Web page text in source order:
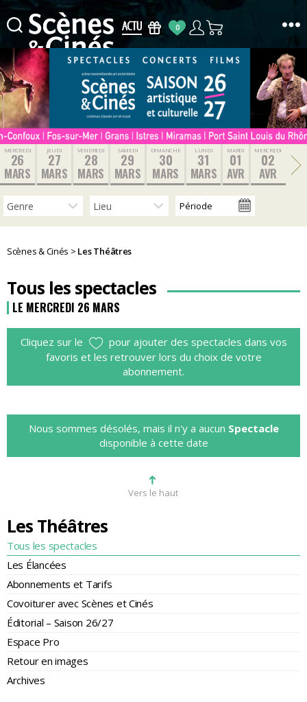
Scènes
&
Cinés
0
MERCREDI
26
MARS
JEUDI
27
MARS
VENDREDI
28
MARS
SAMEDI
29
MARS
DIMANCHE
30
MARS
LUNDI
31
MARS
MARDI
01
AVR
MERCREDI
02
AVR
Scènes & Cinés > Les Théâtres
Les Théâtres
Tous les spectacles
Les Élancées
Abonnements et Tarifs
Covoiturer avec Scènes et Cinés
Éditorial – Saison 26/27
Espace Pro
Retour en images
Archives
Tous les spectacles
LE MERCREDI 26 MARS
Cliquez sur le
pour ajouter des spectacles dans vos
favoris et les retrouver lors du choix de votre
abonnement.
Nous sommes désolés, mais il n'y a aucun Spectacle
disponible à cette date
Vers le haut
➜